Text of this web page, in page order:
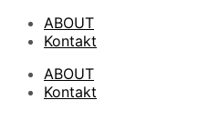
ABOUT
Kontakt
ABOUT
Kontakt